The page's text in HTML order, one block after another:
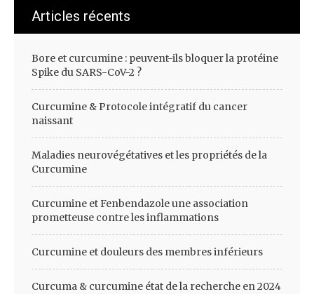
Articles récents
Bore et curcumine : peuvent-ils bloquer la protéine
Spike du SARS-CoV-2 ?
Curcumine & Protocole intégratif du cancer
naissant
Maladies neurovégétatives et les propriétés de la
Curcumine
Curcumine et Fenbendazole une association
prometteuse contre les inflammations
Curcumine et douleurs des membres inférieurs
Curcuma & curcumine état de la recherche en 2024